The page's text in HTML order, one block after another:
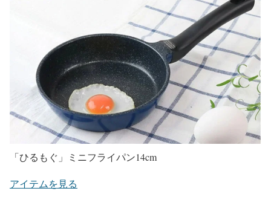
「ひるもぐ」ミニフライパン14cm
アイテムを見る